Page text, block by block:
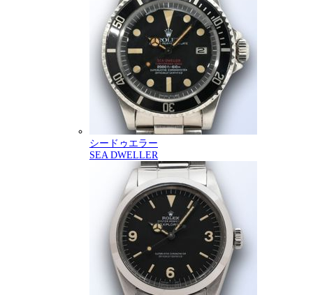
シードゥエラー
SEA DWELLER